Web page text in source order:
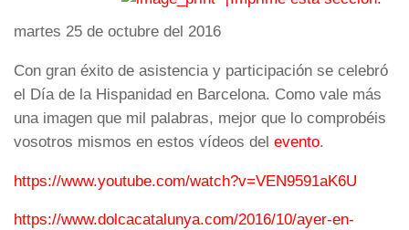
martes 25 de octubre del 2016
Con gran éxito de asistencia y participación se celebró
el Día de la Hispanidad en Barcelona. Como vale más
una imagen que mil palabras, mejor que lo comprobéis
vosotros mismos en estos vídeos del evento.
https://www.youtube.com/watch?v=VEN9591aK6U
https://www.dolcacatalunya.com/2016/10/ayer-en-